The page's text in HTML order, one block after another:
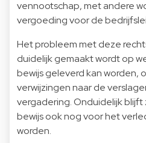
vennootschap, met andere
vergoeding voor de
Het probleem met deze
duidelijk gemaakt wordt op
bewijs geleverd kan worden,
verwijzingen naar de
vergadering. Onduidelijk
bewijs ook nog voor het
worden.